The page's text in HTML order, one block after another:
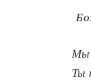
Мы
Ты